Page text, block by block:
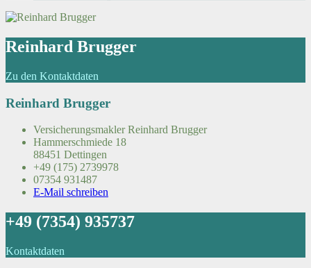
Reinhard Brugger
Zu den Kontaktdaten
Reinhard Brugger
Versicherungsmakler Reinhard Brugger
Hammerschmiede 18
88451 Dettingen
+49 (175) 2739978
07354 931487
E-Mail schreiben
+49 (7354) 935737
Kontaktdaten